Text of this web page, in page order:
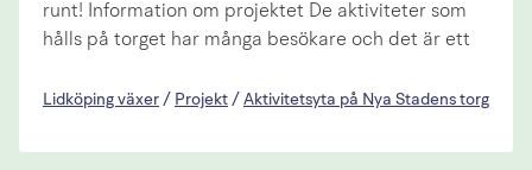
runt! Information om projektet De aktiviteter som
hålls på torget har många besökare och det är ett
Lidköping växer / Projekt / Aktivitetsyta på Nya Stadens torg